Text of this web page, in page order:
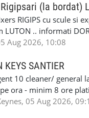
•varsta
aplica pentru
training platit (3 zile-
-full time/ part-
Acceptam cu permis
Weybridge - Romford -
la interviu apelati
(la bordat)
RIGIPS cu scule si
LUTON .. informati
Aug 2026, 10:08
KEYS SANTIER
10 cleaner/ general
ora - minim 8 ore
Munca este usoara,
05 Aug 2026,